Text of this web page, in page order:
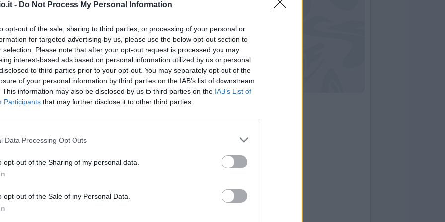
- Do Not Process My Personal Information
opt-out of the sale, sharing to third parties, or processing of your personal or
for targeted advertising by us, please use the below opt-out section to
selection. Please note that after your opt-out request is processed you may
interest-based ads based on personal information utilized by us or personal
to third parties prior to your opt-out. You may separately opt-out of the
of your personal information by third parties on the IAB’s list of downstream
This information may also be disclosed by us to third parties on the IAB’s List of
Participants that may further disclose it to other third parties.
Data Processing Opt Outs
opt-out of the Sharing of my personal data.
opt-out of the Sale of my Personal Data.
Zerbi nelle prime due giornate di Premier
propria macchina da bonus. I suoi hanno
una prima punta, Mitoma è il fulcro del gioco
in modo fantastico, contro il
giornata, il West Ham, è di ben altra
all'esterno offensivo giapponese.
il mercato faraonico condotto nelle ultime
vinto in campionato. La partita contro il